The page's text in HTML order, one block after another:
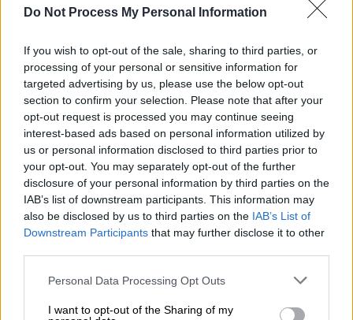
Do Not Process My Personal Information
If you wish to opt-out of the sale, sharing to third parties, or
processing of your personal or sensitive information for
targeted advertising by us, please use the below opt-out
section to confirm your selection. Please note that after your
opt-out request is processed you may continue seeing
interest-based ads based on personal information utilized by
us or personal information disclosed to third parties prior to
your opt-out. You may separately opt-out of the further
disclosure of your personal information by third parties on the
IAB’s list of downstream participants. This information may
also be disclosed by us to third parties on the IAB’s List of
Downstream Participants that may further disclose it to other
Please note that this website/app uses one or more Google
not limited to your visit or usage behaviour. You may click to
Personal Data Processing Opt Outs
I want to opt-out of the Sharing of my
συγχρωτισμός «και να μην ξεχνάμε και τα
έναντι της γρίπης και του κορονοϊού.
ειδικά για τους ανθρώπους που ανήκουν
στις ευπαθείς ομάδες». «Αν τυχόν έχουμε
υποψία μετάδοσης, υποψία επαφής υψηλού
κινδύνου να αποφύγουμε τις επαφές με τα
άτομα αυτά και αν ανήκουμε στις ευπαθείς
ομάδες και έχουμε συμπτώματα ή υψηλή
υποψίας μόλυνσης να πραγματοποιούμε
συχνούς διαγνωστικούς ελέγχους και να
«Τα αντιικά φάρμακα είναι εξίσου